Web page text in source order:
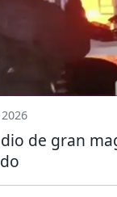
de gran